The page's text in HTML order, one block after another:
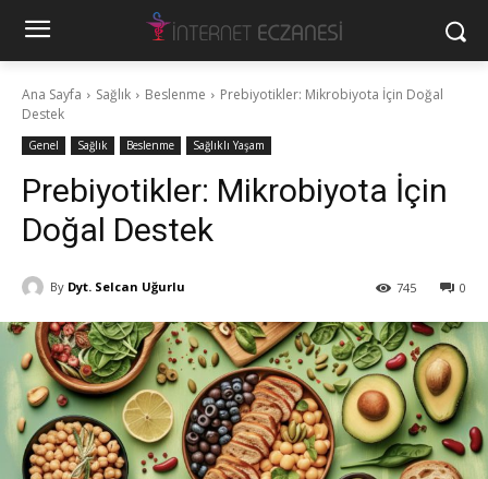
Ana Sayfa Sağlık Beslenme
Prebiyotikler: Mikrobiyota İçin Doğal
Destek
Genel Sağlık Beslenme Sağlıklı Yaşam
Prebiyotikler: Mikrobiyota İçin
Doğal Destek
By Dyt. Selcan Uğurlu 0
745